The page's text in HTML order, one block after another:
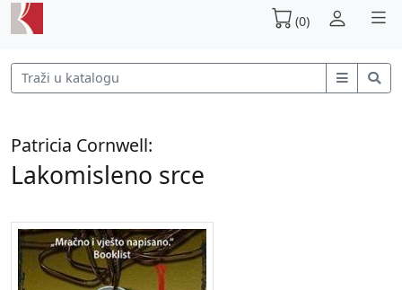
(0)
Patricia Cornwell:
Lakomisleno srce